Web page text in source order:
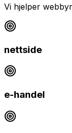
Vi hjelper
nettside
e-handel